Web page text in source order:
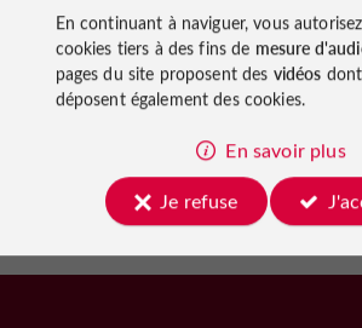
de Miramont-
19/09/2026 au
Voir tous les
En continuant à naviguer, vous
cookies tiers à des fins de mesure
pages du site proposent des vidéos
déposent également des cookies.
En savoir plus
Je refuse